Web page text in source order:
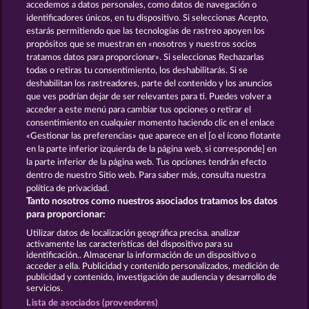
Jack Potter and the Book of Teos Lucky Pharaoh Wild
Términos y condiciones
Declaración de privacidad
Empresa
Enviar solicitud de desistimiento
accedemos a datos personales, como datos de navegación o
identificadores únicos, en tu dispositivo. Si seleccionas Acepto,
estarás permitiendo que las tecnologías de rastreo apoyen los
propósitos que se muestran en «nosotros y nuestros socios
tratamos datos para proporcionar». Si seleccionas Rechazarlas
todas o retiras tu consentimiento, los deshabilitarás. Si se
deshabilitan los rastreadores, parte del contenido y los anuncios
que ves podrían dejar de ser relevantes para ti. Puedes volver a
acceder a este menú para cambiar tus opciones o retirar el
consentimiento en cualquier momento haciendo clic en el enlace
«Gestionar las preferencias» que aparece en el [o el ícono flotante
en la parte inferior izquierda de la página web, si corresponde] en
la parte inferior de la página web. Tus opciones tendrán efecto
dentro de nuestro Sitio web. Para saber más, consulta nuestra
política de privacidad.
Tanto nosotros como nuestros asociados tratamos los datos
para proporcionar:
Utilizar datos de localización geográfica precisa. analizar
activamente las características del dispositivo para su
identificación.. Almacenar la información de un dispositivo o
acceder a ella. Publicidad y contenido personalizados, medición de
publicidad y contenido, investigación de audiencia y desarrollo de
servicios.
Lista de asociados (proveedores)